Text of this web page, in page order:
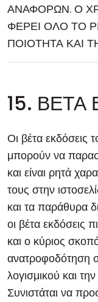
ΑΝΑΦΟΡΩΝ. Ο
ΦΕΡΕΙ ΟΛΟ ΤΟ
ΠΟΙΟΤΗΤΑ ΚΑΙ
15. ΒΕΤΑ
Οι βέτα
μπορούν να
και είναι ρητά
τους στην
και τα παράθυρα
οι βέτα εκδόσεις
και ο κύριος
ανατροφοδότηση
λογισμικού και
Συνιστάται να